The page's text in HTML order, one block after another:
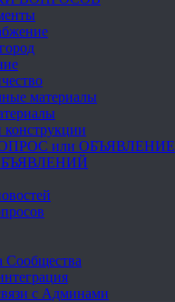
материалы
или ОБЪЯВЛЕНИЕ
Сообщества
с Админами